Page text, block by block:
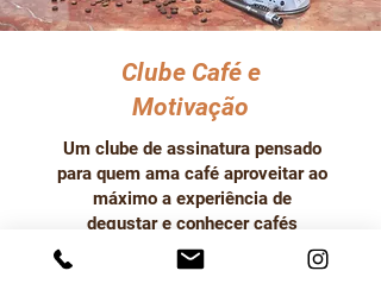
Clube Café e
Motivação
Um clube de assinatura pensado
para quem ama café aproveitar ao
máximo a experiência de
degustar e conhecer cafés
especiais de qualidade!